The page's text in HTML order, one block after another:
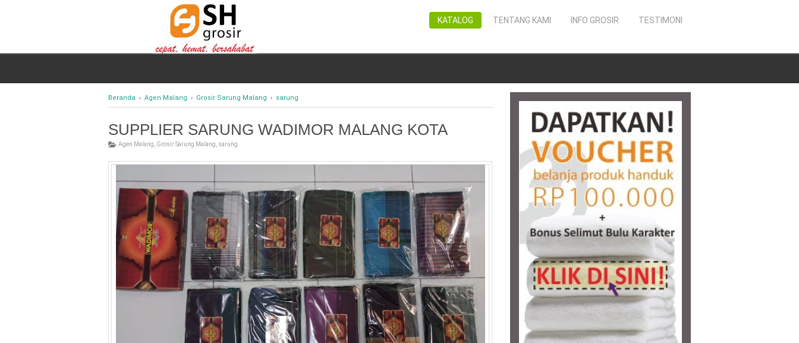
TESTIMONI
INFO GROSIR
TENTANG KAMI
KATALOG
Beranda › Agen Malang › Grosir Sarung Malang › sarung
SUPPLIER SARUNG WADIMOR MALANG KOTA
Agen Malang Grosir Sarung Malang sarung